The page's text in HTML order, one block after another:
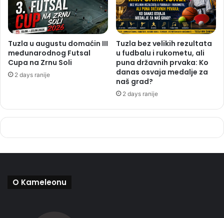
Tuzla u augustu domaćin III
međunarodnog Futsal
Cupa na Zrnu Soli
2 days ranije
Tuzla bez velikih rezultata
u fudbalu i rukometu, ali
puna državnih prvaka: Ko
danas osvaja medalje za
naš grad?
2 days ranije
O Kameleonu